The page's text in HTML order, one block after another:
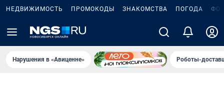
НЕДВИЖИМОСТЬ ПРОМОКОДЫ ЗНАКОМСТВА ПОГОДА
Нарушения в «Авиценне» Роботы-